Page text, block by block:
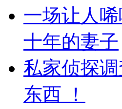
一场让人
十年的妻子
私家侦探
东西 ！